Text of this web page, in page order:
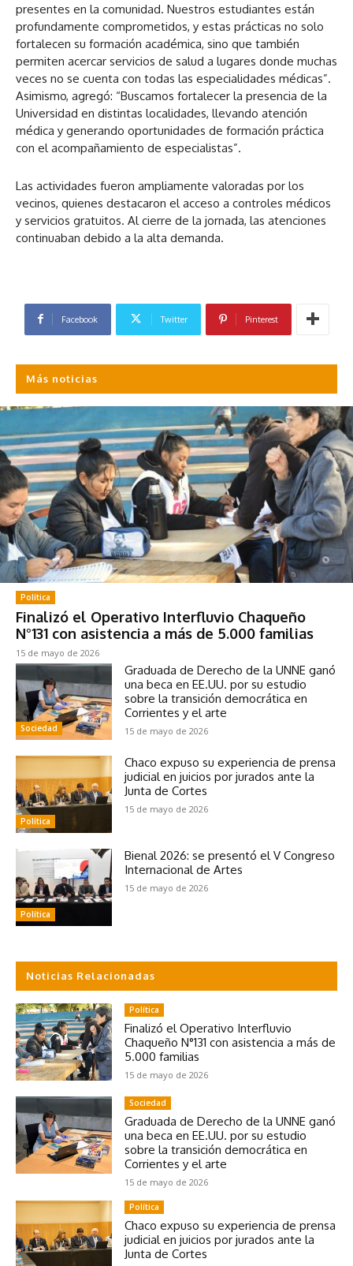
presentes en la comunidad. Nuestros estudiantes están
profundamente comprometidos, y estas prácticas no solo
fortalecen su formación académica, sino que también
permiten acercar servicios de salud a lugares donde muchas
veces no se cuenta con todas las especialidades médicas”.
Asimismo, agregó: “Buscamos fortalecer la presencia de la
Universidad en distintas localidades, llevando atención
médica y generando oportunidades de formación práctica
con el acompañamiento de especialistas”.
Las actividades fueron ampliamente valoradas por los
vecinos, quienes destacaron el acceso a controles médicos
y servicios gratuitos. Al cierre de la jornada, las atenciones
continuaban debido a la alta demanda.
Facebook Twitter Pinterest
Más noticias
Política
Finalizó el Operativo Interfluvio Chaqueño
N°131 con asistencia a más de 5.000 familias
15 de mayo de 2026
Sociedad
Graduada de Derecho de la UNNE ganó
una beca en EE.UU. por su estudio
sobre la transición democrática en
Corrientes y el arte
15 de mayo de 2026
Política
Chaco expuso su experiencia de prensa
judicial en juicios por jurados ante la
Junta de Cortes
15 de mayo de 2026
Política
Bienal 2026: se presentó el V Congreso
Internacional de Artes
15 de mayo de 2026
Noticias Relacionadas
Política
Finalizó el Operativo Interfluvio
Chaqueño N°131 con asistencia a más de
5.000 familias
15 de mayo de 2026
Sociedad
Graduada de Derecho de la UNNE ganó
una beca en EE.UU. por su estudio
sobre la transición democrática en
Corrientes y el arte
15 de mayo de 2026
Política
Chaco expuso su experiencia de prensa
judicial en juicios por jurados ante la
Junta de Cortes